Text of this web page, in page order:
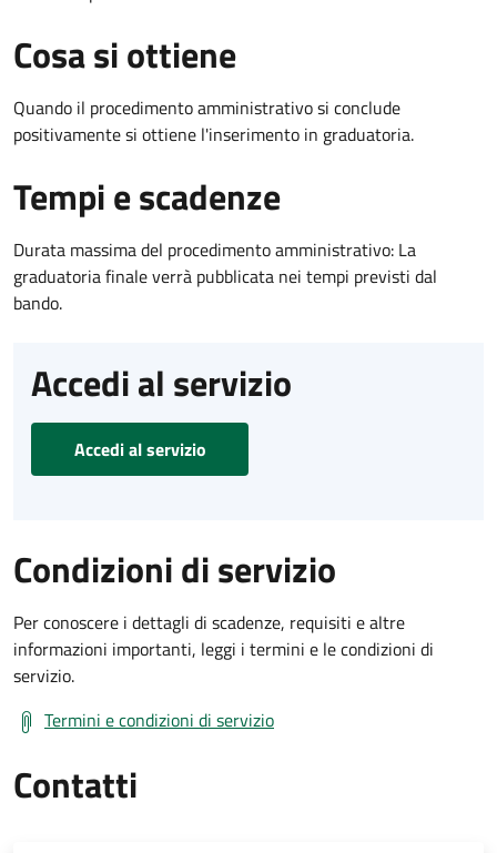
Cosa si ottiene
Quando il procedimento amministrativo si conclude
positivamente si ottiene l'inserimento in graduatoria.
Tempi e scadenze
Durata massima del procedimento amministrativo: La
graduatoria finale verrà pubblicata nei tempi previsti dal
bando.
Accedi al servizio
Accedi al servizio
Condizioni di servizio
Per conoscere i dettagli di scadenze, requisiti e altre
informazioni importanti, leggi i termini e le condizioni di
servizio.
Termini e condizioni di servizio
Contatti